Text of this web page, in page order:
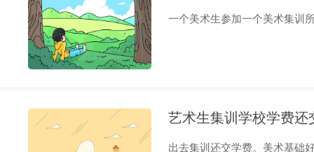
一个美术生参加一个美术集训
艺术生集训学校学费还
出去集训还交学费。美术基础